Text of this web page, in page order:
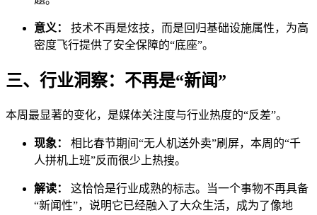
意义：
技术不再是炫技，而是回归基础设施属性，为高
密度飞行提供了安全保障的“底座”。
三、行业洞察：不再是“新闻”
本周最显著的变化，是媒体关注度与行业热度的“反差”。
现象：
相比春节期间“无人机送外卖”刷屏，本周的“千
人拼机上班”反而很少上热搜。
解读：
这恰恰是行业成熟的标志。当一个事物不再具备
“新闻性”，说明它已经融入了大众生活，成为了像地